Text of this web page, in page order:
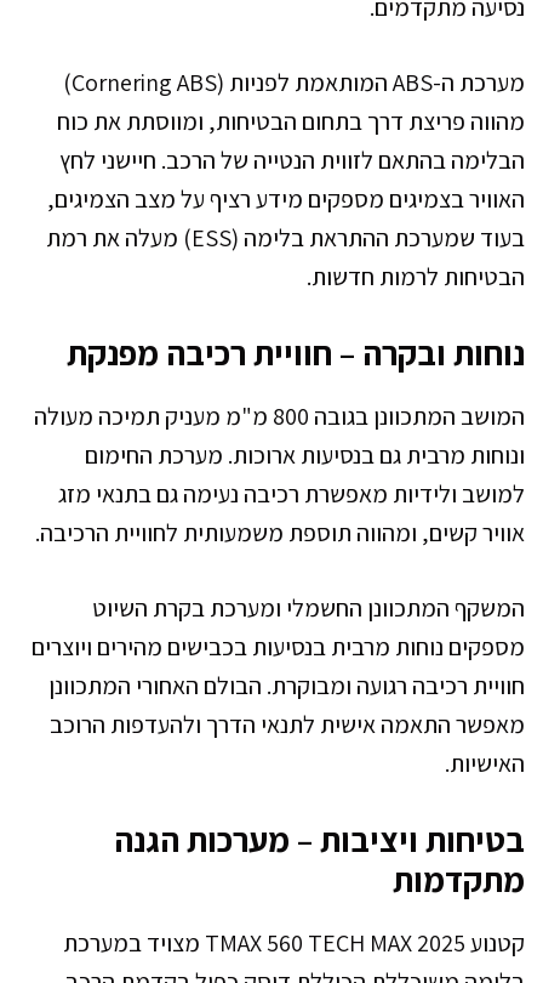
נסיעה מתקדמים.
מערכת ה-ABS המותאמת לפניות (Cornering ABS)
מהווה פריצת דרך בתחום הבטיחות, ומווסתת את כוח
הבלימה בהתאם לזווית הנטייה של הרכב. חיישני לחץ
האוויר בצמיגים מספקים מידע רציף על מצב הצמיגים,
בעוד שמערכת ההתראת בלימה (ESS) מעלה את רמת
הבטיחות לרמות חדשות.
נוחות ובקרה – חוויית רכיבה מפנקת
המושב המתכוונן בגובה 800 מ"מ מעניק תמיכה מעולה
ונוחות מרבית גם בנסיעות ארוכות. מערכת החימום
למושב ולידיות מאפשרת רכיבה נעימה גם בתנאי מזג
אוויר קשים, ומהווה תוספת משמעותית לחוויית הרכיבה.
המשקף המתכוונן החשמלי ומערכת בקרת השיוט
מספקים נוחות מרבית בנסיעות בכבישים מהירים ויוצרים
חוויית רכיבה רגועה ומבוקרת. הבולם האחורי המתכוונן
מאפשר התאמה אישית לתנאי הדרך ולהעדפות הרוכב
האישיות.
בטיחות ויציבות – מערכות הגנה
מתקדמות
קטנוע TMAX 560 TECH MAX 2025 מצויד במערכת